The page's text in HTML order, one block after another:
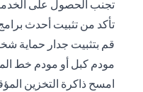
تجنب الحصول على
تأكد من تثبيت أحدث
قم بتثبيت جدار حماية
مودم كبل أو مودم خط
امسح ذاكرة التخزين